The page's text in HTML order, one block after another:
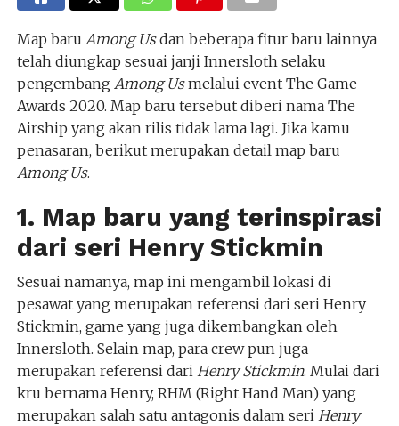
Map baru Among Usdan beberapa fitur baru lainnya
telah diungkap sesuai janji Innersloth selaku
pengembang Among Usmelalui event The Game
Awards 2020. Map baru tersebut diberi nama The
Airship yang akan rilis tidak lama lagi. Jika kamu
penasaran, berikut merupakan detail map baru
Among Us.
1. Map baru yang terinspirasi
dari seri Henry Stickmin
Sesuai namanya, map ini mengambil lokasi di
pesawat yang merupakan referensi dari seri Henry
Stickmin, game yang juga dikembangkan oleh
Innersloth. Selain map, para crew pun juga
merupakan referensi dari Henry Stickmin. Mulai dari
kru bernama Henry, RHM (Right Hand Man) yang
merupakan salah satu antagonis dalam seri Henry